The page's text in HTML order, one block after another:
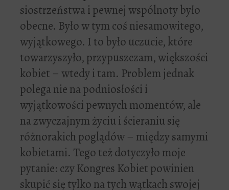
siostrzeństwa i pewnej wspólnoty było
obecne. Było w tym coś niesamowitego,
wyjątkowego. I to było uczucie, które
towarzyszyło, przypuszczam, większości
kobiet – wtedy i tam. Problem jednak
polega nie na podniosłości i
wyjątkowości pewnych momentów, ale
na zwyczajnym życiu i ścieraniu się
różnorakich poglądów – między samymi
kobietami. Tego też dotyczyło moje
pytanie: czy Kongres Kobiet powinien
skupić się tylko na tych wątkach swojej